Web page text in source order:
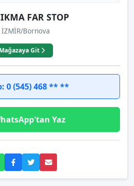
FAR STOP
Bornova
Mağazaya Git
0 (545) 468 ** **
Yaz